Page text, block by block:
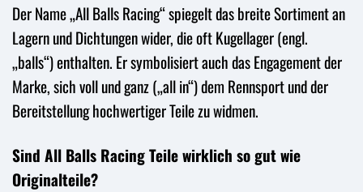
Der Name „All Balls Racing“ spiegelt das breite Sortiment an
Lagern und Dichtungen wider, die oft Kugellager (engl.
„balls“) enthalten. Er symbolisiert auch das Engagement der
Marke, sich voll und ganz („all in“) dem Rennsport und der
Bereitstellung hochwertiger Teile zu widmen.
Sind All Balls Racing Teile wirklich so gut wie
Originalteile?